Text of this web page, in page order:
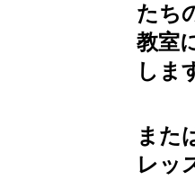
たち
教室
しま
また
レッ